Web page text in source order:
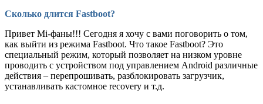
Сколько длится Fastboot?
Привет Mi-фаны!!! Сегодня я хочу с вами поговорить о том,
как выйти из режима Fastboot. Что такое Fastboot? Это
специальный режим, который позволяет на низком уровне
проводить с устройством под управлением Android различные
действия – перепрошивать, разблокировать загрузчик,
устанавливать кастомное recovery и т.д.